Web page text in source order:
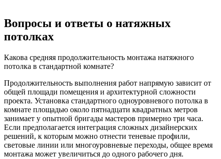
Вопросы и ответы о натяжных
потолках
Какова средняя продолжительность монтажа натяжного
потолка в стандартной комнате?
Продолжительность выполнения работ напрямую зависит от
общей площади помещения и архитектурной сложности
проекта. Установка стандартного одноуровневого потолка в
комнате площадью около пятнадцати квадратных метров
занимает у опытной бригады мастеров примерно три часа.
Если предполагается интеграция сложных дизайнерских
решений, к которым можно отнести теневые профили,
световые линии или многоуровневые переходы, общее время
монтажа может увеличиться до одного рабочего дня.